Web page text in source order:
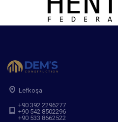
Lefkoşa
+90 392 2296277
+90 542 8502296
+90 533 8662522